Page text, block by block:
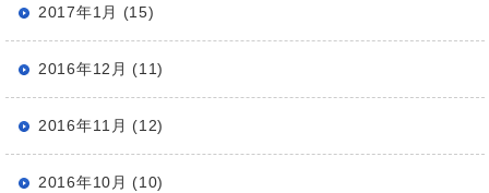
2017年1月 (15)
2016年12月 (11)
2016年11月 (12)
2016年10月 (10)